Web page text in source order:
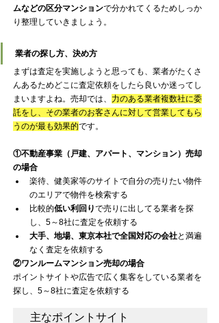
ムなどの区分マンションで分かれてくるためしっか
り整理していきましょう。
業者の探し方、決め方
まずは査定を実施しようと思っても、業者がたくさ
んあるためどこに査定依頼をしたら良いか迷ってし
まいますよね。売却では、 力のある業者複数社に委
託をし、その業者のお客さんに対して営業してもら
うのが最も効果的です。
①不動産事業（戸建、アパート、マンション）売却
の場合
楽待、健美家等のサイトで自分の売りたい物件
のエリアで物件を検索する
比較的低い利回りで売りに出してる業者を探
し、5～8社に査定を依頼する
大手、地場、東京本社で全国対応の会社と満遍
なく査定を依頼する
②ワンルームマンション売却の場合
ポイントサイトや広告で広く集客をしている業者を
探し、5～8社に査定を依頼する
主なポイントサイト